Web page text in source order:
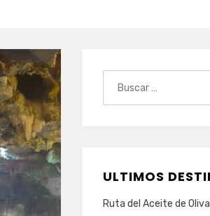
ULTIMOS
Ruta del Aceite de